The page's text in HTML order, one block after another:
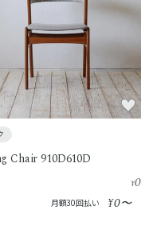
Chair 910D610D
¥0
月額30回払い ¥0〜